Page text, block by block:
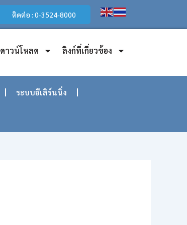
ติดต่อ : 0-3524-8000
ดาวน์โหลด ลิงก์ที่เกี่ยวข้อง
ระบบอีเลิร์นนิ่ง